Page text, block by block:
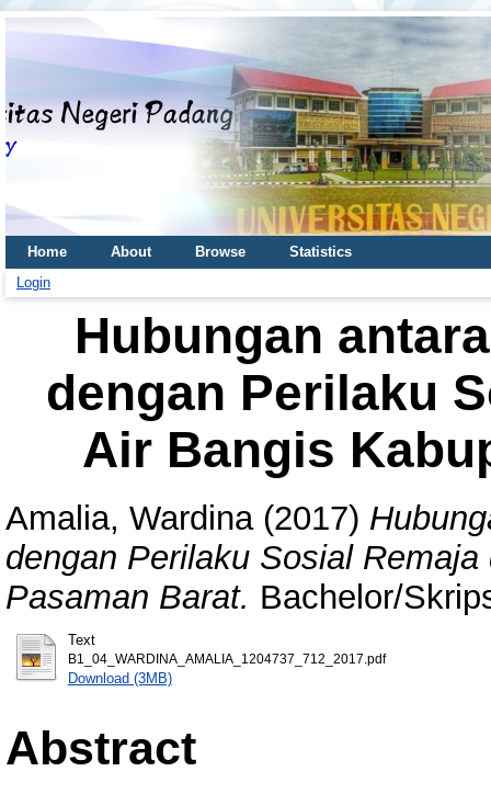
Home About Browse
Statistics
Login
Hubungan
dengan Perilaku
Air Bangis
Amalia, Wardina(2017)
dengan Perilaku Sosial
Pasaman Barat. Bachelor/
Text
B1_04_WARDINA_AMALIA_1204737_712_2017.pdf
Download (3MB)
Abstract